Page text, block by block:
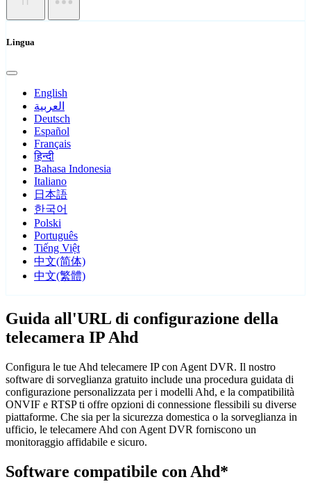
Lingua
English
العربية
Deutsch
Español
Français
हिन्दी
Bahasa Indonesia
Italiano
日本語
한국어
Polski
Português
Tiếng Việt
中文(简体)
中文(繁體)
Guida all'URL di configurazione della
telecamera IP Ahd
Configura le tue Ahd telecamere IP con Agent DVR. Il nostro
software di sorveglianza gratuito include una procedura guidata di
configurazione personalizzata per i modelli Ahd, e la compatibilità
ONVIF e RTSP ti offre opzioni di connessione flessibili su diverse
piattaforme. Che sia per la sicurezza domestica o la sorveglianza in
ufficio, le telecamere Ahd con Agent DVR forniscono un
monitoraggio affidabile e sicuro.
Software compatibile con Ahd*